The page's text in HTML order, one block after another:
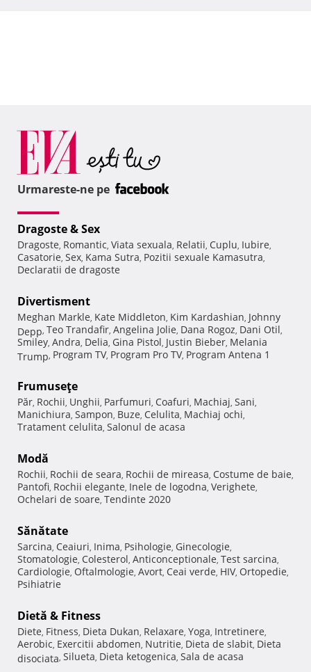
Urmareste-ne pe
Dragoste & Sex
Dragoste, Romantic, Viata sexuala, Relatii, Cuplu, Iubire,
Casatorie, Sex, Kama Sutra, Pozitii sexuale Kamasutra,
Declaratii de dragoste
Divertisment
Meghan Markle, Kate Middleton, Kim Kardashian, Johnny
Depp, Teo Trandafir, Angelina Jolie, Dana Rogoz, Dani Otil,
Smiley, Andra, Delia, Gina Pistol, Justin Bieber, Melania
Trump, Program TV, Program Pro TV, Program Antena 1
Frumuseţe
Păr, Rochii, Unghii, Parfumuri, Coafuri, Machiaj, Sani,
Manichiura, Sampon, Buze, Celulita, Machiaj ochi,
Tratament celulita, Salonul de acasa
Modă
Rochii, Rochii de seara, Rochii de mireasa, Costume de baie,
Pantofi, Rochii elegante, Inele de logodna, Verighete,
Ochelari de soare, Tendinte 2020
Sănătate
Sarcina, Ceaiuri, Inima, Psihologie, Ginecologie,
Stomatologie, Colesterol, Anticonceptionale, Test sarcina,
Cardiologie, Oftalmologie, Avort, Ceai verde, HIV, Ortopedie,
Psihiatrie
Dietă & Fitness
Diete, Fitness, Dieta Dukan, Relaxare, Yoga, Intretinere,
Aerobic, Exercitii abdomen, Nutritie, Dieta de slabit, Dieta
disociata, Silueta, Dieta ketogenica, Sala de acasa